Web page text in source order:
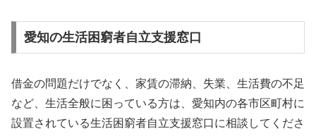
愛知の生活困窮者自立支援窓口
借金の問題だけでなく、家賃の滞納、失業、生活費の不足
など、生活全般に困っている方は、愛知内の各市区町村に
設置されている生活困窮者自立支援窓口に相談してくださ